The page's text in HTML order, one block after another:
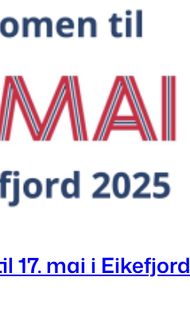
17. mai i Eikefjord